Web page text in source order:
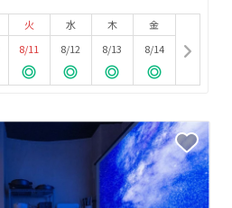
火
8/11
水
8/12
木
8/13
金
8/14